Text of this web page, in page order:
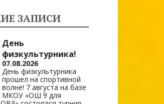
ЗАПИСИ
День
физкультурника!
07.08.2026
День физкультурника
прошел на спортивной
волне! 7 августа на базе
МКОУ «ОШ 9 для